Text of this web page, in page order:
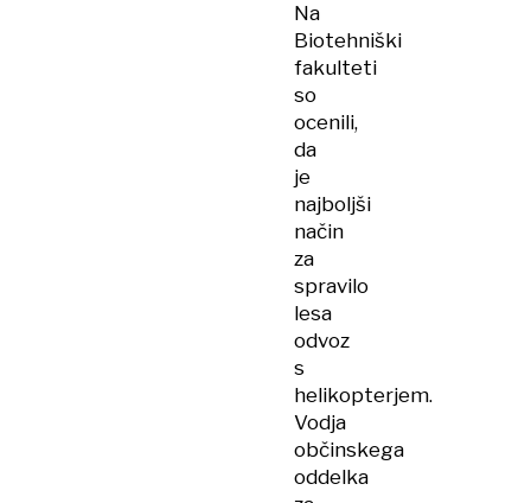
Na
Biotehniški
fakulteti
so
ocenili,
da
je
najboljši
način
za
spravilo
lesa
odvoz
s
helikopterjem.
Vodja
občinskega
oddelka